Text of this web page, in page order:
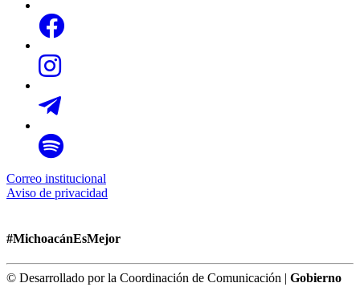
Correo institucional
Aviso de privacidad
#MichoacánEsMejor
© Desarrollado por la Coordinación de Comunicación | Gobierno